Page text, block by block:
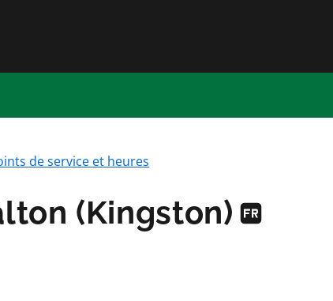
de service et heures
(Kingston)